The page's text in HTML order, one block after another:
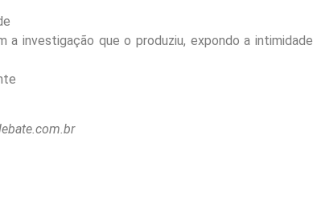
investigação que o produziu, expondo a intimidade